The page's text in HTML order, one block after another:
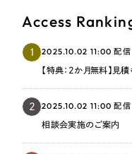
Access
1 2025.10.02 11:00配信
【特典：2か月無料】見
2 2025.10.02 11:00配信
相談会実施のご案内